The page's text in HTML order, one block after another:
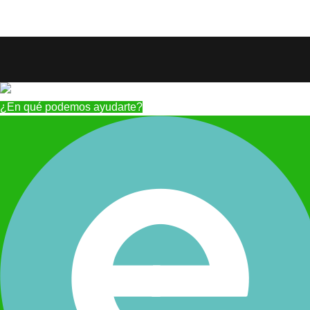
¿En qué podemos ayudarte?